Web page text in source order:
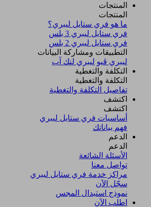
المنتجات
المنتجات
ما هو فري ستايل ليبري؟
فري ستايل ليبري 3 بلس​
فري ستايل ليبري 2 بلس​
التطبيقات ومشاركة البيانات
ليبري ڤيو ليبري لنك آب
التكلفة والتغطية
التكلفة والتغطية
تفاصيل التكلفة والتغطية
اكتشف​
اكتشف​
أساسيات فري ستايل ليبري
فهم بياناتك
الدعم
الدعم
الأسئلة الشائعة
تواصل معنا
مراكز خدمة فري ستايل ليبري
سجّل الآن​
نموذج استبدال المجس
اطلب الآن